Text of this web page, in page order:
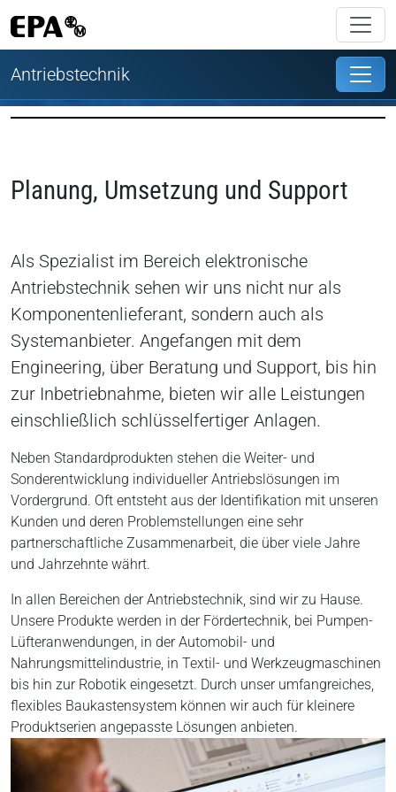
Antriebstechnik
Planung, Umsetzung und Support
Als Spezialist im Bereich elektronische
Antriebstechnik sehen wir uns nicht nur als
Komponentenlieferant, sondern auch als
Systemanbieter. Angefangen mit dem
Engineering, über Beratung und Support, bis hin
zur Inbetriebnahme, bieten wir alle Leistungen
einschließlich schlüsselfertiger Anlagen.
Neben Standardprodukten stehen die Weiter- und
Sonderentwicklung individueller Antriebslösungen im
Vordergrund. Oft entsteht aus der Identifikation mit unseren
Kunden und deren Problemstellungen eine sehr
partnerschaftliche Zusammenarbeit, die über viele Jahre
und Jahrzehnte währt.
In allen Bereichen der Antriebstechnik, sind wir zu Hause.
Unsere Produkte werden in der Fördertechnik, bei Pumpen-
Lüfteranwendungen, in der Automobil- und
Nahrungsmittelindustrie, in Textil- und Werkzeugmaschinen
bis hin zur Robotik eingesetzt. Durch unser umfangreiches,
flexibles Baukastensystem können wir auch für kleinere
Produktserien angepasste Lösungen anbieten.